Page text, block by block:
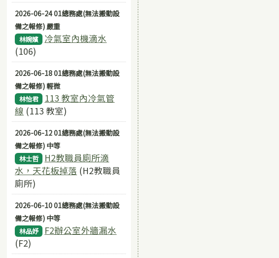
2026-06-24 01總務處(無法搬動設
備之報修) 嚴重
林婉嬪
冷氣室內機滴水
(106)
2026-06-18 01總務處(無法搬動設
備之報修) 輕微
林怡君
113 教室內冷氣管
線 (113 教室)
2026-06-12 01總務處(無法搬動設
備之報修) 中等
林士哲
H2教職員廁所滴
水，天花板掉落 (H2教職員
廁所)
2026-06-10 01總務處(無法搬動設
備之報修) 中等
林品妤
F2辦公室外牆漏水
(F2)